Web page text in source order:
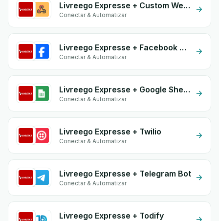
Livreego Expresse + Custom Webhook
Conectar & Automatizar
Livreego Expresse + Facebook Commerce
Conectar & Automatizar
Livreego Expresse + Google Sheets
Conectar & Automatizar
Livreego Expresse + Twilio
Conectar & Automatizar
Livreego Expresse + Telegram Bot
Conectar & Automatizar
Livreego Expresse + Todify